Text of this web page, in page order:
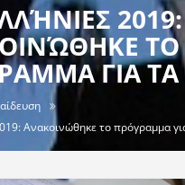
2019:
ΤΟ
ΓΙΑ ΤΑ
Ανακοινώθηκε το πρόγραμμα